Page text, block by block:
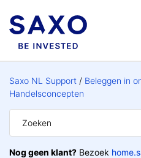
Saxo NL Support
Beleggen in
Handelsconcepten
Nog geen klant? Bezoek